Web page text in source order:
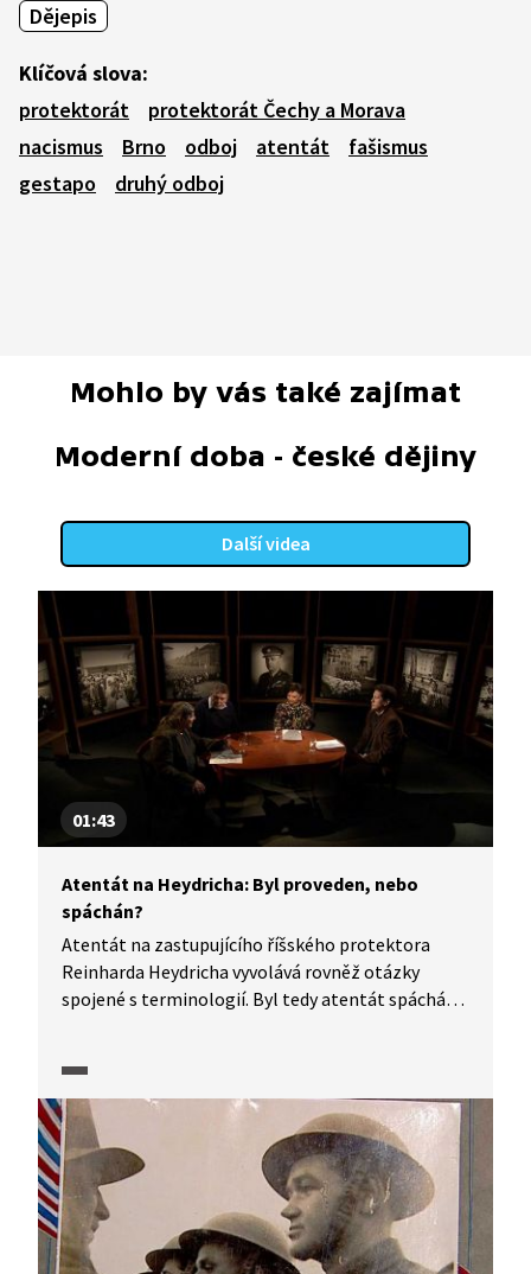
Dějepis
Klíčová slova:
protektorát
protektorát Čechy a Morava
nacismus
Brno odboj atentát
fašismus
gestapo
druhý odboj
Mohlo by vás také zajímat
Moderní doba - české dějiny
Další videa
01:43
Atentát na Heydricha: Byl proveden, nebo
spáchán?
Atentát na zastupujícího říšského protektora
Reinharda Heydricha vyvolává rovněž otázky
spojené s terminologií. Byl tedy atentát spáchán,
k této otázce staví historikové? To si můžeme
vyslechnout v pořadu Historie.cs.